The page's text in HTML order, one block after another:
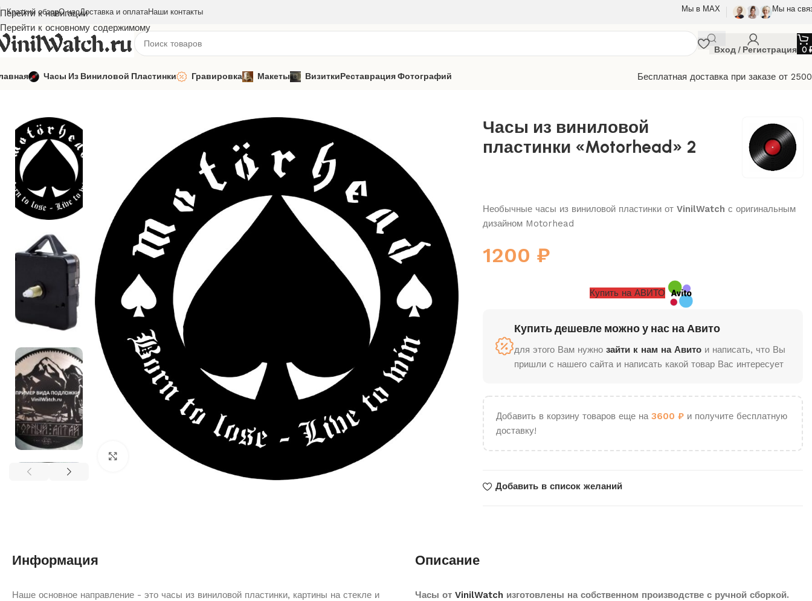
Перейти к навигации
Перейти к основному содержимому
Краткий обзорО насДоставка и оплатаНаши контакты Мы в МАХ Мы на
Вход / Регистрация 0
Часы Из Виниловой Пластинки Гравировка Макеты ВизиткиРеставрация Фотографий
Бесплатная доставка при заказе от
Главная
Зарубежная музыка Motörhead
Нажмите, чтобы увеличить
Часы из виниловой
пластинки «Motorhead» 2
Необычные часы из виниловой пластинки от VinilWatch с оригинальным
дизайном Motorhead
1200 ₽
Купить на АВИТО
Купить дешевле можно у нас на Авито
для этого Вам нужно зайти к нам на Авитои написать, что Вы
пришли с нашего сайта и написать какой товар Вас интересует
Добавить в корзину товаров еще на 3600 ₽и получите бесплатную
доставку!
Добавить в список желаний
Информация
Наше основное направление - это часы из виниловой пластинки, картины на стекле и
Описание
Часы от VinilWatch изготовлены на собственном производстве с ручной сборкой.